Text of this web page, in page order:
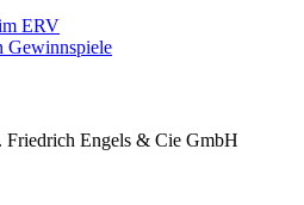
ERV
Gewinnspiele
Engels & Cie GmbH